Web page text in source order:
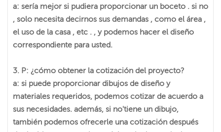
a: sería mejor si pudiera proporcionar un boceto . si no
, solo necesita decirnos sus demandas , como el área ,
el uso de la casa , etc . , y podemos hacer el diseño
correspondiente para usted.
3. P: ¿cómo obtener la cotización del proyecto?
a: si puede proporcionar dibujos de diseño y
materiales requeridos, podemos cotizar de acuerdo a
sus necesidades. además, si no'tiene un dibujo,
también podemos ofrecerle una cotización después